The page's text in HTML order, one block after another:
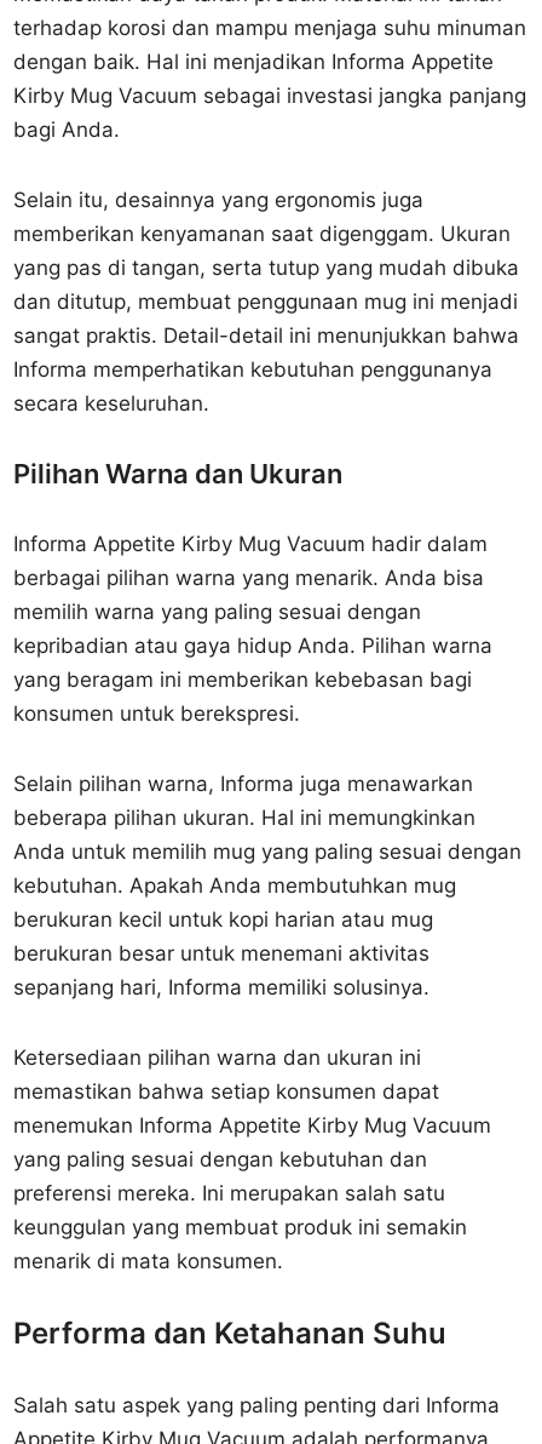
terhadap korosi dan mampu menjaga suhu minuman
dengan baik. Hal ini menjadikan Informa Appetite
Kirby Mug Vacuum sebagai investasi jangka panjang
bagi Anda.
Selain itu, desainnya yang ergonomis juga
memberikan kenyamanan saat digenggam. Ukuran
yang pas di tangan, serta tutup yang mudah dibuka
dan ditutup, membuat penggunaan mug ini menjadi
sangat praktis. Detail-detail ini menunjukkan bahwa
Informa memperhatikan kebutuhan penggunanya
secara keseluruhan.
Pilihan Warna dan Ukuran
Informa Appetite Kirby Mug Vacuum hadir dalam
berbagai pilihan warna yang menarik. Anda bisa
memilih warna yang paling sesuai dengan
kepribadian atau gaya hidup Anda. Pilihan warna
yang beragam ini memberikan kebebasan bagi
konsumen untuk berekspresi.
Selain pilihan warna, Informa juga menawarkan
beberapa pilihan ukuran. Hal ini memungkinkan
Anda untuk memilih mug yang paling sesuai dengan
kebutuhan. Apakah Anda membutuhkan mug
berukuran kecil untuk kopi harian atau mug
berukuran besar untuk menemani aktivitas
sepanjang hari, Informa memiliki solusinya.
Ketersediaan pilihan warna dan ukuran ini
memastikan bahwa setiap konsumen dapat
menemukan Informa Appetite Kirby Mug Vacuum
yang paling sesuai dengan kebutuhan dan
preferensi mereka. Ini merupakan salah satu
keunggulan yang membuat produk ini semakin
menarik di mata konsumen.
Performa dan Ketahanan Suhu
Salah satu aspek yang paling penting dari Informa
Appetite Kirby Mug Vacuum adalah performanya